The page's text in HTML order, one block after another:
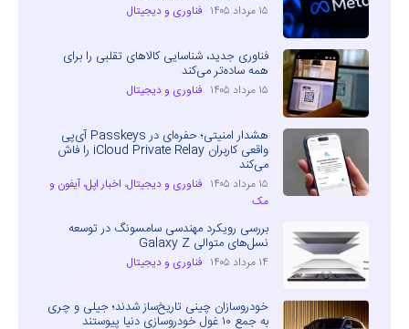
۱۵ مرداد ۱۴۰۵ فناوری و دیجیتال
فناوری جدید، شناسایی کالاهای تقلبی را برای
همه ساده‌تر می‌کند
۱۵ مرداد ۱۴۰۵ فناوری و دیجیتال
هشدار امنیتی؛ حفره‌ای در Passkeys آی‌پی
واقعی کاربران iCloud Private Relay را فاش
می‌کند
۱۵ مرداد ۱۴۰۵ فناوری و دیجیتال، اخبار اپل، آیفون و
مک
بررسی رویکرد مهندسی سامسونگ در توسعه
نسل‌های متوالی Galaxy Z
۱۴ مرداد ۱۴۰۵ فناوری و دیجیتال
خودروسازان چینی تاریخ‌ساز شدند؛ جیلی و چری
به جمع ۱۰ غول خودروسازی دنیا پیوستند